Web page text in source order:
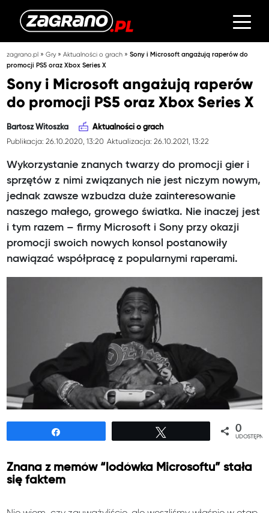
zagrano.pl »Gry»Aktualności o grach »Sony i Microsoft angażują raperów do
promocji PS5 oraz Xbox Series X
Sony i Microsoft angażują raperów
do promocji PS5 oraz Xbox Series X
Bartosz Witoszka Aktualności o grach
Publikacja: 26.10.2020, 13:20 Aktualizacja: 26.10.2021, 13:22
Wykorzystanie znanych twarzy do promocji gier i
sprzętów z nimi związanych nie jest niczym nowym,
jednak zawsze wzbudza duże zainteresowanie
naszego małego, growego światka. Nie inaczej jest
i tym razem – firmy Microsoft i Sony przy okazji
promocji swoich nowych konsol postanowiły
nawiązać współpracę z popularnymi raperami.
0
Znana z memów “lodówka Microsoftu” stała
się faktem